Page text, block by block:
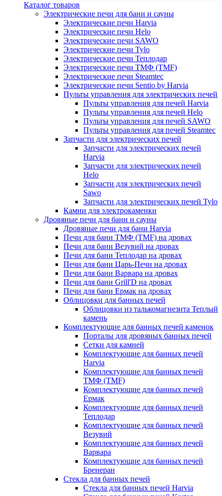
Каталог товаров
Электрические печи для бани и сауны
Электрические печи Harvia
Электрические печи Helo
Электрические печи SAWO
Электрические печи Tylo
Электрические печи Теплодар
Электрические печи ТМФ (TMF)
Электрические печи Steamtec
Электрические печи Sentio by Harvia
Пульты управления для электрических печей
Пульты управления для печей Harvia
Пульты управления для печей Helo
Пульты управления для печей SAWO
Пульты управления для печей Steamtec
Запчасти для электрических печей
Запчасти для электрических печей
Harvia
Запчасти для электрических печей
Helo
Запчасти для электрических печей
Sawo
Запчасти для электрических печей Tylo
Камни для электрокаменки
Дровяные печи для бани и сауны
Дровяные печи для бани Harvia
Печи для бани ТМФ (TMF) на дровах
Печи для бани Везувий на дровах
Печи для бани Теплодар на дровах
Печи для бани Царь-Печи на дровах
Печи для бани Варвара на дровах
Печи для бани Grill'D на дровах
Печи для бани Ермак на дровах
Облицовки для банных печей
Облицовки из талькомагнезита Теплый
камень
Комплектующие для банных печей каменок
Порталы для дровяных банных печей
Сетки для камней
Комплектующие для банных печей
Harvia
Комплектующие для банных печей
ТМФ (TMF)
Комплектующие для банных печей
Ермак
Комплектующие для банных печей
Теплодар
Комплектующие для банных печей
Везувий
Комплектующие для банных печей
Варвара
Комплектующие для банных печей
Бренеран
Стекла для банных печей
Стекла для банных печей Harvia